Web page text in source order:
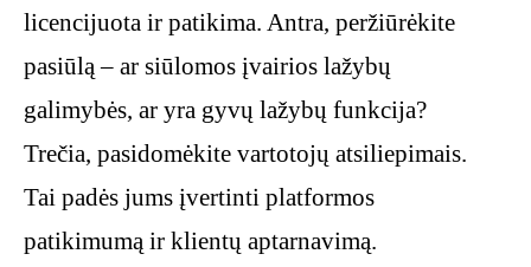
licencijuota ir patikima. Antra, peržiūrėkite
pasiūlą – ar siūlomos įvairios lažybų
galimybės, ar yra gyvų lažybų funkcija?
Trečia, pasidomėkite vartotojų atsiliepimais.
Tai padės jums įvertinti platformos
patikimumą ir klientų aptarnavimą.